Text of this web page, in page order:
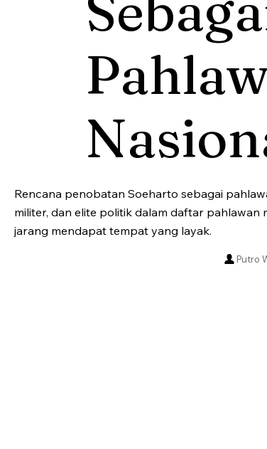
Rencana penobatan Soeharto sebagai
militer, dan elite politik dalam daftar pahlawan
jarang mendapat tempat yang layak.
Putro